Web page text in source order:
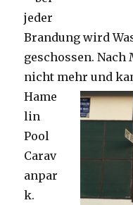
jeder
Brandung wird
geschossen.
nicht mehr und
Hame
lin
Pool
Carav
anpar
k.